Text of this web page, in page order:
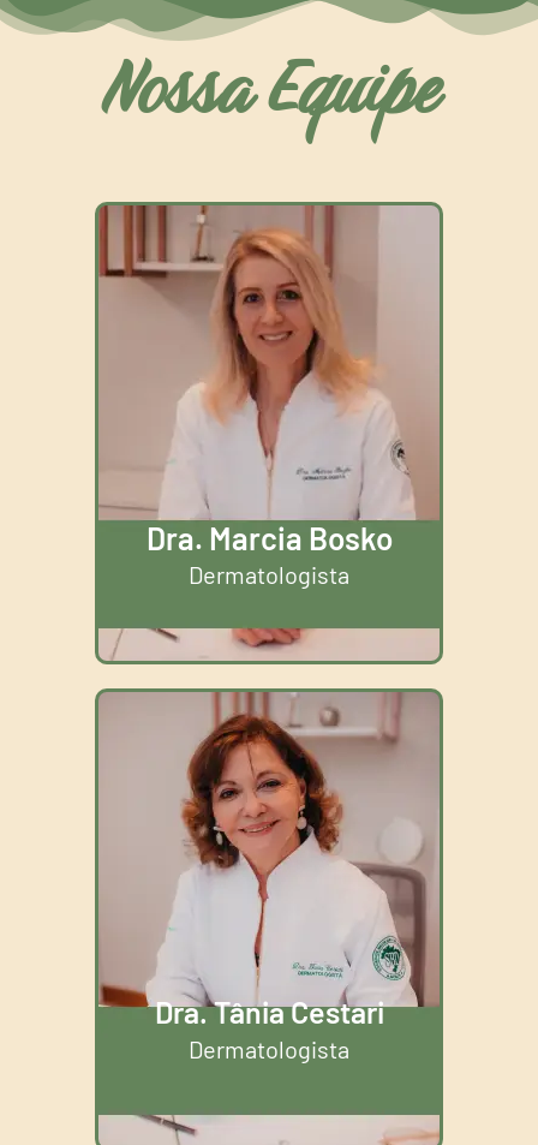
Nossa Equipe
Dra. Marcia Bosko
Dermatologista
Dra. Tânia Cestari
Dermatologista